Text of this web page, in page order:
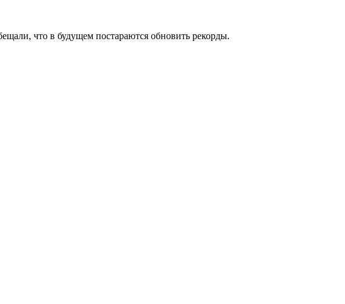
что в будущем постараются обновить рекорды.